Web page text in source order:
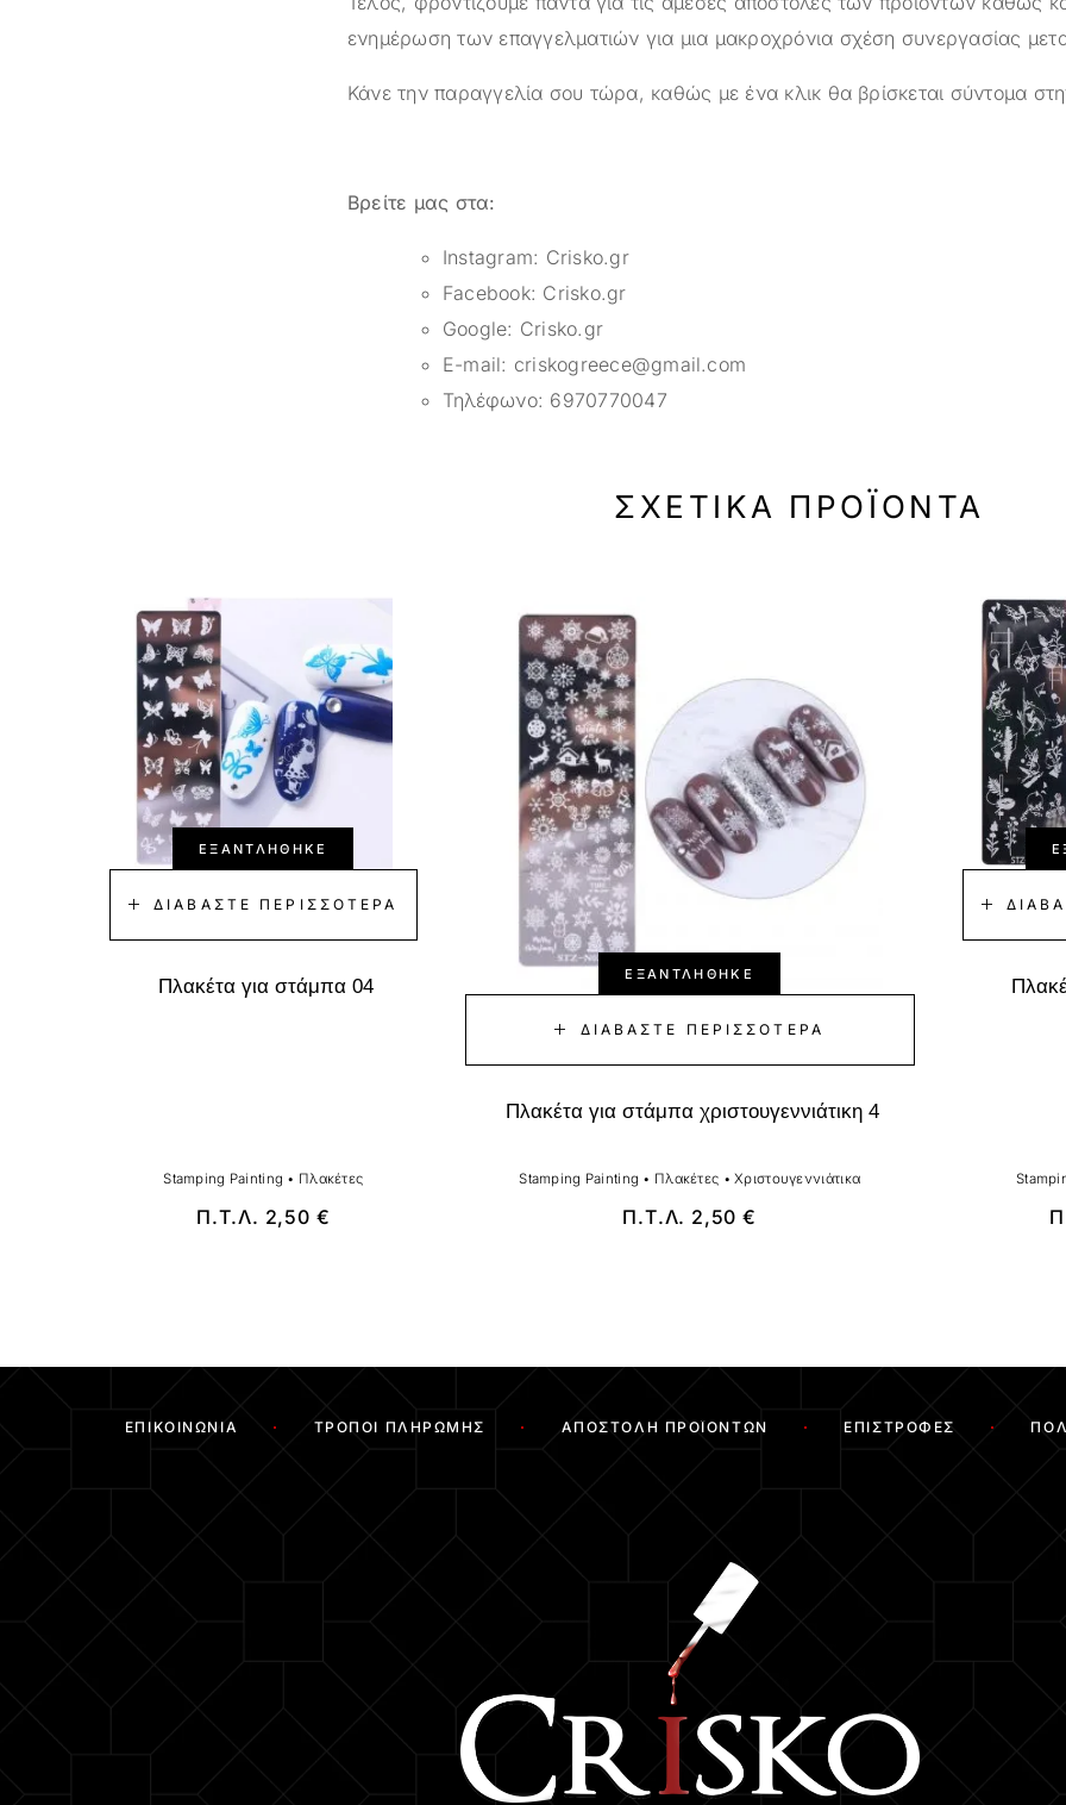
ενημέρωση των επαγγελματιών για μια μακροχρόνια σχέση συνεργασίας
Κάνε την παραγγελία σου τώρα, καθώς με ένα κλικ θα βρίσκεται σύντομα
Βρείτε μας στα:
Instagram: Crisko.gr
Facebook: Crisko.gr
Google: Crisko.gr
E-mail: criskogreece@gmail.com
Τηλέφωνο: 6970770047
ΣΧΕΤΙΚΆ ΠΡΟΪΌΝΤΑ
ΕΞΑΝΤΛΉΘΗΚΕ
ΔΙΑΒΆΣΤΕ ΠΕΡΙΣΣΌΤΕΡΑ
Πλακέτα για στάμπα 04
Stamping Painting • Πλακέτες
Π.Τ.Λ. 2,50 €
ΕΞΑΝΤΛΉΘΗΚΕ
ΔΙΑΒΆΣΤΕ ΠΕΡΙΣΣΌΤΕΡΑ
Πλακέτα για στάμπα χριστουγεννιάτικη 4
Stamping Painting • Πλακέτες •Χριστουγεννιάτικα
Π.Τ.Λ. 2,50€
ΕΠΙΚΟΙΝΩΝΊΑ ΤΡΌΠΟΙ ΠΛΗΡΩΜΉΣ ΑΠΟΣΤΟΛΉ ΠΡΟΪΌΝΤΩΝ ΕΠΙΣΤΡΟΦΈΣ